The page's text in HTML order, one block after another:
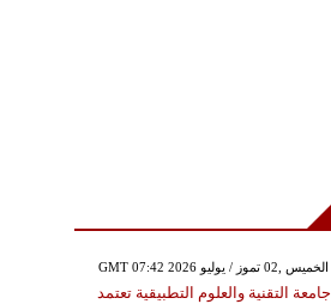
GMT 07:42 2026 الخميس ,02 تموز / يوليو
جامعة التقنية والعلوم التطبيقية تعتمد